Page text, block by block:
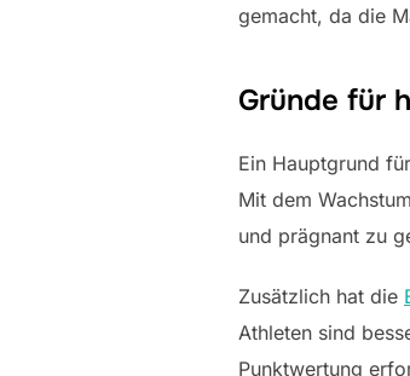
gemacht, da die
Gründe für
Ein Hauptgrund
Mit dem
und prägnant zu
Zusätzlich hat die
Athleten sind
Punktwertung